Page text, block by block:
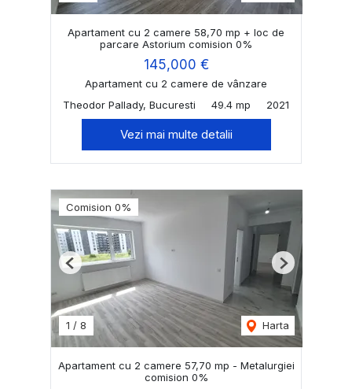
Apartament cu 2 camere 58,70 mp + loc de
parcare Astorium comision 0%
145,000 €
Apartament cu 2 camere de vânzare
Theodor Pallady, Bucuresti
49.4 mp 2021
Vezi mai multe detalii
Comision 0%
1 / 8 Harta
Previous Next
Apartament cu 2 camere 57,70 mp - Metalurgiei
comision 0%